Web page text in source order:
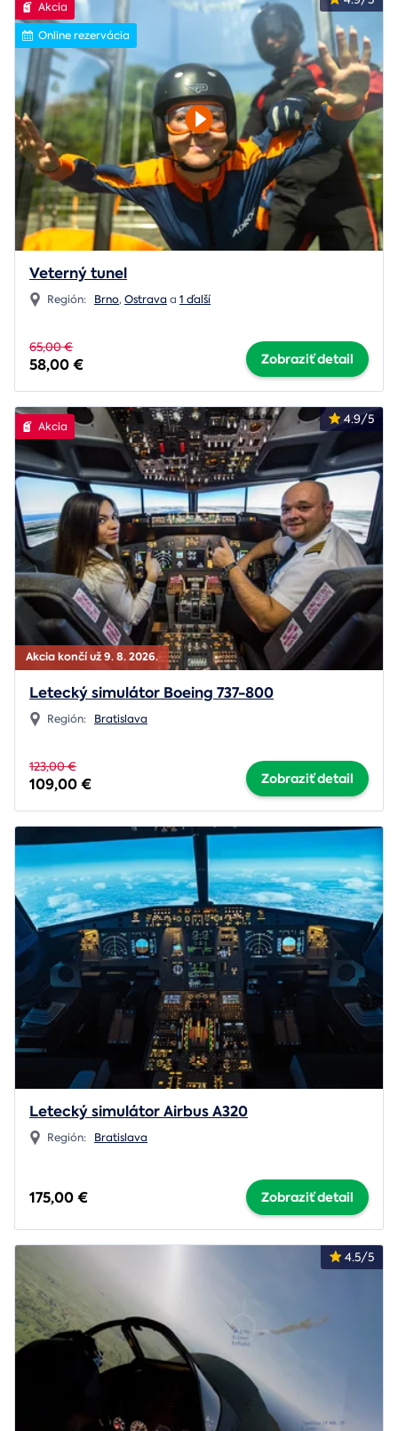
Akcia
Online rezervácia
Veterný tunel
Región: Brno,Ostrava a 1 ďalší
65,00 €
58,00 € Zobraziť detail
Akcia končí už 9. 8. 2026.
4.9/5
Akcia
Letecký simulátor Boeing 737-800
Región: Bratislava
123,00 €
109,00 € Zobraziť detail
Letecký simulátor Airbus A320
Región: Bratislava
175,00 € Zobraziť detail
4.5/5